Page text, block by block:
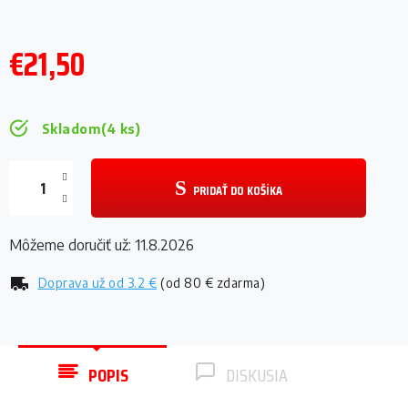
€21,50
Skladom(4 ks)
Doprava už od 3.2 € (od 80 € zdarma)
PRIDAŤ DO KOŠÍKA
Môžeme doručiť už: 11.8.2026
POPIS DISKUSIA